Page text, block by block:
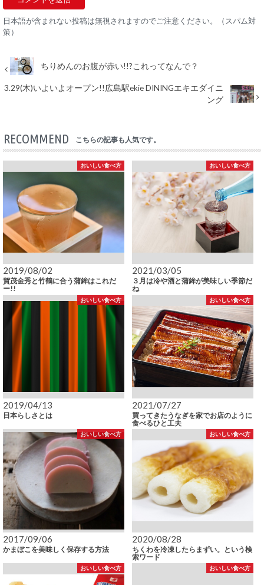
日本語が含まれない投稿は無視されますのでご注意ください。（スパム対
策）
ちりめんのお腹が赤い!!?これってなんで？
3.29(木)いよいよオープン!!広島駅ekie DININGエキエダイニ
ング
RECOMMEND こちらの記事も人気です。
おいしい食べ方
2019/08/02
賀茂金秀と竹鶴に合う蒲鉾はこれだ
ー!!
おいしい食べ方
2021/03/05
３月は冷や酒と蒲鉾が美味しい季節だ
ね
おいしい食べ方
2019/04/13
日本らしさとは
おいしい食べ方
2021/07/27
買ってきたうなぎを家でお店のように
食べるひと工夫
おいしい食べ方
2017/09/06
かまぼこを美味しく保存する方法
おいしい食べ方
2020/08/28
ちくわを冷凍したらまずい。という検
索ワード
おいしい食べ方 おいしい食べ方